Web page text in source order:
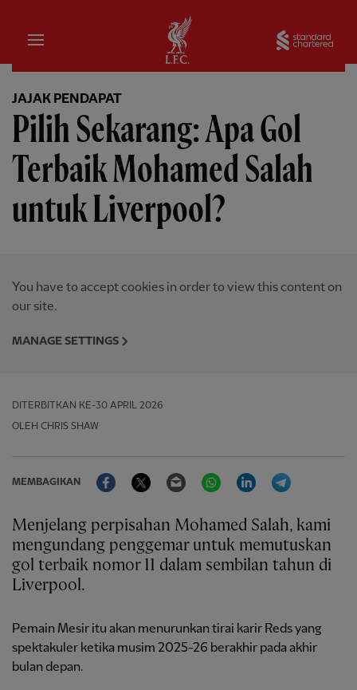
Rumah
JAJAK PENDAPAT
Pilih Sekarang: Apa Gol
Terbaik Mohamed Salah
untuk Liverpool?
You have to accept cookies in order to view this content on
our site.
MANAGE SETTINGS
DITERBITKAN KE-30 APRIL 2026
OLEH CHRIS SHAW
MEMBAGIKAN
FacebookTwitter Email WhatsAppLinkedIn
Menjelang perpisahan Mohamed Salah, kami
mengundang penggemar untuk memutuskan
gol terbaik nomor 11 dalam sembilan tahun di
Liverpool.
Pemain Mesir itu akan menurunkan tirai karir Reds yang
spektakuler ketika musim 2025-26 berakhir pada akhir
bulan depan.